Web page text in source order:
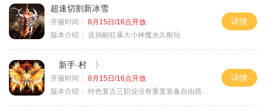
超速切割新冰雪
开服时间： 8月15日/16点开放
版本介绍： 送捐献狂暴大小神魔永久耐玩
详情
新手·村 〉
开服时间： 8月15日/16点开放
版本介绍： 特色复古三职业没有重复装备自由搭配私
详情